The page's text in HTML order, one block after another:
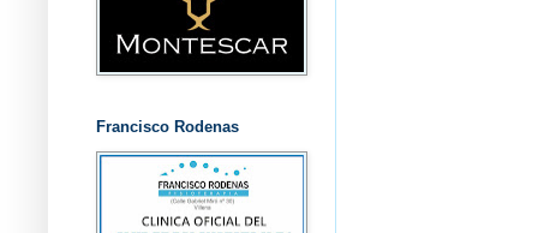
Francisco Rodenas